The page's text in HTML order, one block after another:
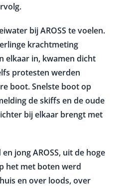
bij AROSS te voelen.
krachtmeting
elkaar in, kwamen dicht
protesten werden
boot. Snelste boot op
de skiffs en de oude
bij elkaar brengt met
jong AROSS, uit de hoge
het met boten werd
en over loods, over